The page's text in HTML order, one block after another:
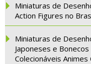
Miniaturas de
Action Figures no
Miniaturas de
Japoneses e Bonecos
Colecionáveis Animes